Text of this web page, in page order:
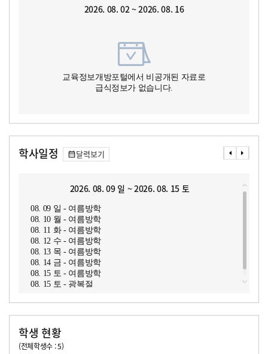
2026. 08. 02 ~ 2026. 08. 16
교육정보개방포털에서 비공개된 자료로
급식정보가 없습니다.
학사일정 달력보기
2026. 08. 09 일 ~ 2026. 08. 15 토
08. 09 일 - 여름방학
08. 10 월 - 여름방학
08. 11 화 - 여름방학
08. 12 수 - 여름방학
08. 13 목 - 여름방학
08. 14 금 - 여름방학
08. 15 토 - 여름방학
08. 15 토 - 광복절
학생 현황
(전체학생수 : 5)